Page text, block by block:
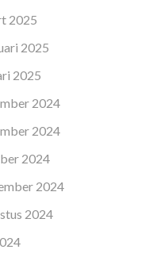
2025
2025
2025
2024
2024
2024
2024
2024